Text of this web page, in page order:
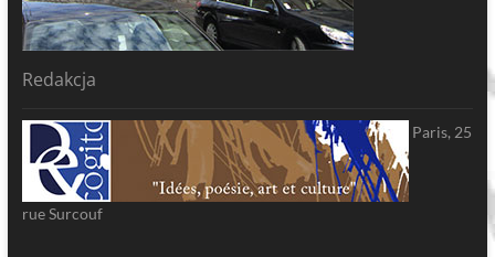
Redakcja
Paris, 25
rue Surcouf